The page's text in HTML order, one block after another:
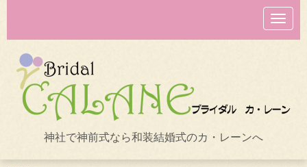
N
a
v
o
n
神社で神前式なら和装結婚式のカ・レーンへ